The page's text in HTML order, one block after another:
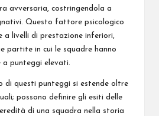
avversaria, costringendola a
Questo fattore psicologico
a livelli di prestazione inferiori,
partite in cui le squadre hanno
punteggi elevati.
di questi punteggi si estende oltre
possono definire gli esiti delle
di una squadra nella storia